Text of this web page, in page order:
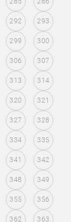
292 293
299 300
306 307
313 314
320 321
327 328
334 335
341 342
348 349
355 356
362 363